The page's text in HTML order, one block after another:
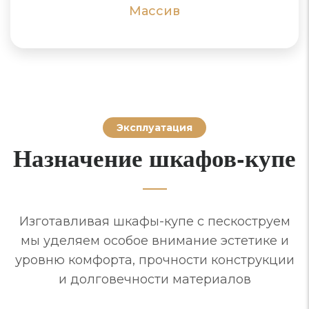
Массив
ПОДРОБНЕЕ
ПОДРОБНЕЕ
Эксплуатация
Назначение шкафов-купе
Изготавливая шкафы-купе с пескоструем
мы уделяем особое внимание эстетике и
уровню комфорта, прочности конструкции
и долговечности материалов